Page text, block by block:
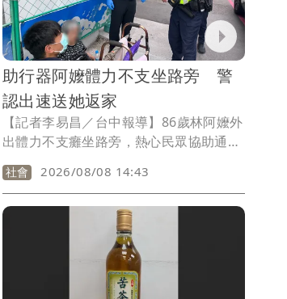
助行器阿嬤體力不支坐路旁 警
認出速送她返家
【記者李易昌／台中報導】86歲林阿嬤外
出體力不支癱坐路旁，熱心民眾協助通報
警消，救護員到場確認她身體無大礙，但
阿嬤一時說不清住址，後續交由警方協助
返家，警方到場發現阿嬤有些面熟，查詢
記錄後發現她近年來多次被警方協助返
家，時隔一年多，警方強力的記憶引領獨
社會 2026/08/08 14:43